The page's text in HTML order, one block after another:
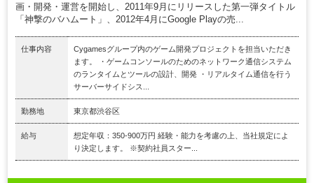
画・開発・運営を開始し、2011年9月にリリースした第一弾タイトル
「神撃のバハムート」、2012年4月にGoogle Playの売...
仕事内容
Cygamesグループ内のゲーム開発プロジェクトを担当いただき
ます。 ・ゲームコンソールのためのネットワーク通信システム
のランタイムとツールの設計、開発 ・リアルタイム通信を行う
サーバーサイドシス...
勤務地 東京都渋谷区
給与
想定年収：350-900万円 経験・能力を考慮の上、当社規定によ
り決定します。 ※契約社員スター...